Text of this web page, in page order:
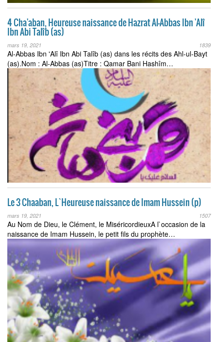
4 Cha'aban, Heureuse naissance de Hazrat Al-Abbas Ibn 'Alî
Ibn Abi Talîb (as)
mars 19, 2021 1839
Al-Abbas Ibn 'Alî Ibn Abi Talîb (as) dans les récits des Ahl-ul-Bayt
(as).Nom : Al-Abbas (as)Titre : Qamar Bani Hashîm…
Le 3 Chaaban, L`Heureuse naissance de Imam Hussein (p)
mars 19, 2021 1507
Au Nom de Dieu, le Clément, le MiséricordieuxA l`occasion de la
naissance de Imam Hussein, le petit fils du prophète…